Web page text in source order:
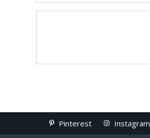
Pinterest Instagram